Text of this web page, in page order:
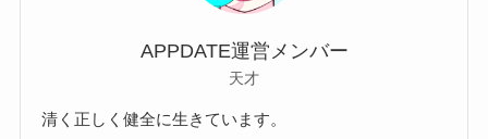
APPDATE運営メンバー
天才
清く正しく健全に生きています。